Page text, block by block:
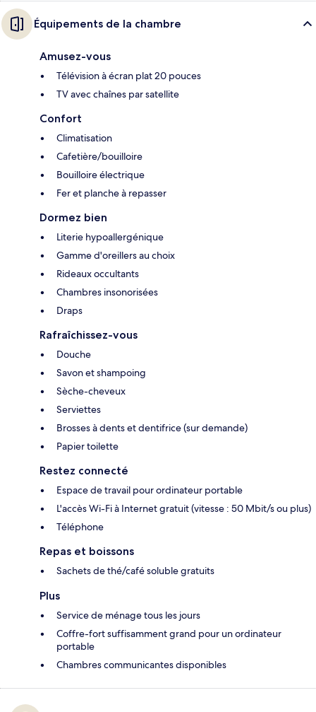
Équipements de la chambre
Amusez-vous
Télévision à écran plat 20 pouces
TV avec chaînes par satellite
Confort
Climatisation
Cafetière/bouilloire
Bouilloire électrique
Fer et planche à repasser
Dormez bien
Literie hypoallergénique
Gamme d'oreillers au choix
Rideaux occultants
Chambres insonorisées
Draps
Rafraîchissez-vous
Douche
Savon et shampoing
Sèche-cheveux
Serviettes
Brosses à dents et dentifrice (sur demande)
Papier toilette
Restez connecté
Espace de travail pour ordinateur portable
L'accès Wi-Fi à Internet gratuit (vitesse : 50 Mbit/s ou plus)
Téléphone
Repas et boissons
Sachets de thé/café soluble gratuits
Plus
Service de ménage tous les jours
Coffre-fort suffisamment grand pour un ordinateur
portable
Chambres communicantes disponibles